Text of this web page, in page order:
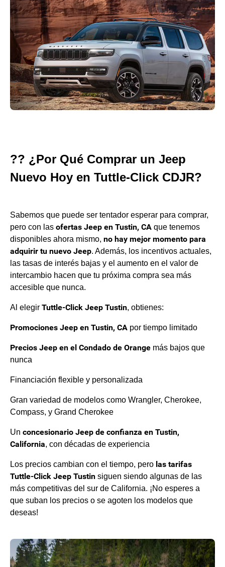
?? ¿Por Qué Comprar un Jeep
Nuevo Hoy en Tuttle-Click CDJR?
Sabemos que puede ser tentador esperar para comprar,
pero con las ofertas Jeep en Tustin, CA que tenemos
disponibles ahora mismo, no hay mejor momento para
adquirir tu nuevo Jeep. Además, los incentivos actuales,
las tasas de interés bajas y el aumento en el valor de
intercambio hacen que tu próxima compra sea más
accesible que nunca.
Al elegir Tuttle-Click Jeep Tustin, obtienes:
Promociones Jeep en Tustin, CA por tiempo limitado
Precios Jeep en el Condado de Orange más bajos que
nunca
Financiación flexible y personalizada
Gran variedad de modelos como Wrangler, Cherokee,
Compass, y Grand Cherokee
Un concesionario Jeep de confianza en Tustin,
California, con décadas de experiencia
Los precios cambian con el tiempo, pero las tarifas
Tuttle-Click Jeep Tustin siguen siendo algunas de las
más competitivas del sur de California. ¡No esperes a
que suban los precios o se agoten los modelos que
deseas!